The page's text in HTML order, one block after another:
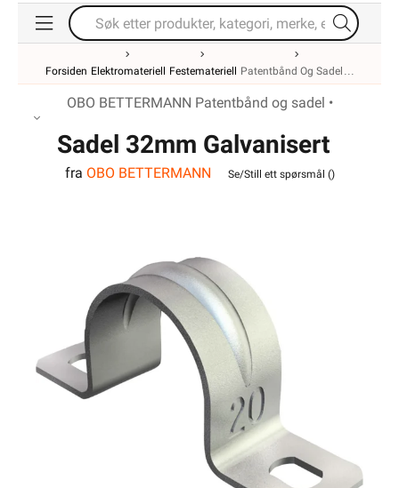
Forsiden Elektromateriell Festemateriell Patentbånd Og Sadel
OBO BETTERMANN Patentbånd og sadel •
Sadel 32mm Galvanisert
fra OBO BETTERMANN Se/Still ett spørsmål ()